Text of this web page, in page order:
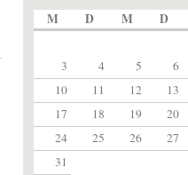
M D M D
3
4 5 6
10
11 12 13
17
18 19 20
24
25 26 27
31